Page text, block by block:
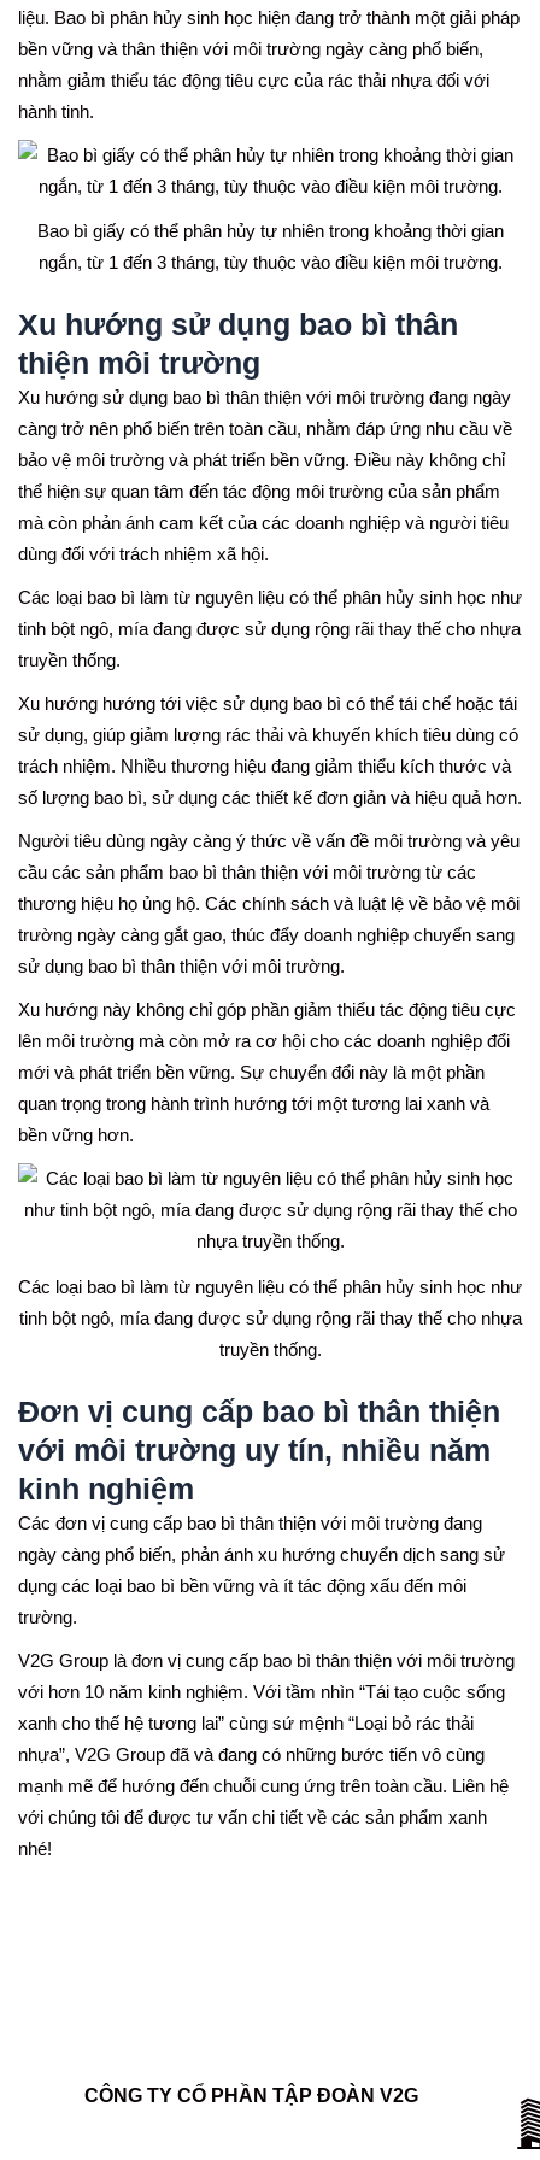
liệu. Bao bì phân hủy sinh học hiện đang trở thành một giải pháp
bền vững và thân thiện với môi trường ngày càng phổ biến,
nhằm giảm thiểu tác động tiêu cực của rác thải nhựa đối với
hành tinh.
Bao bì giấy có thể phân hủy tự nhiên trong khoảng thời gian
ngắn, từ 1 đến 3 tháng, tùy thuộc vào điều kiện môi trường.
Xu hướng sử dụng bao bì thân
thiện môi trường
Xu hướng sử dụng bao bì thân thiện với môi trường đang ngày
càng trở nên phổ biến trên toàn cầu, nhằm đáp ứng nhu cầu về
bảo vệ môi trường và phát triển bền vững. Điều này không chỉ
thể hiện sự quan tâm đến tác động môi trường của sản phẩm
mà còn phản ánh cam kết của các doanh nghiệp và người tiêu
dùng đối với trách nhiệm xã hội.
Các loại bao bì làm từ nguyên liệu có thể phân hủy sinh học như
tinh bột ngô, mía đang được sử dụng rộng rãi thay thế cho nhựa
truyền thống.
Xu hướng hướng tới việc sử dụng bao bì có thể tái chế hoặc tái
sử dụng, giúp giảm lượng rác thải và khuyến khích tiêu dùng có
trách nhiệm. Nhiều thương hiệu đang giảm thiểu kích thước và
số lượng bao bì, sử dụng các thiết kế đơn giản và hiệu quả hơn.
Người tiêu dùng ngày càng ý thức về vấn đề môi trường và yêu
cầu các sản phẩm bao bì thân thiện với môi trường từ các
thương hiệu họ ủng hộ. Các chính sách và luật lệ về bảo vệ môi
trường ngày càng gắt gao, thúc đẩy doanh nghiệp chuyển sang
sử dụng bao bì thân thiện với môi trường.
Xu hướng này không chỉ góp phần giảm thiểu tác động tiêu cực
lên môi trường mà còn mở ra cơ hội cho các doanh nghiệp đổi
mới và phát triển bền vững. Sự chuyển đổi này là một phần
quan trọng trong hành trình hướng tới một tương lai xanh và
bền vững hơn.
Các loại bao bì làm từ nguyên liệu có thể phân hủy sinh học như
tinh bột ngô, mía đang được sử dụng rộng rãi thay thế cho nhựa
truyền thống.
Đơn vị cung cấp bao bì thân thiện
với môi trường uy tín, nhiều năm
kinh nghiệm
Các đơn vị cung cấp bao bì thân thiện với môi trường đang
ngày càng phổ biến, phản ánh xu hướng chuyển dịch sang sử
dụng các loại bao bì bền vững và ít tác động xấu đến môi
trường.
V2G Group là đơn vị cung cấp bao bì thân thiện với môi trường
với hơn 10 năm kinh nghiệm. Với tầm nhìn “Tái tạo cuộc sống
xanh cho thế hệ tương lai” cùng sứ mệnh “Loại bỏ rác thải
nhựa”, V2G Group đã và đang có những bước tiến vô cùng
mạnh mẽ để hướng đến chuỗi cung ứng trên toàn cầu. Liên hệ
với chúng tôi để được tư vấn chi tiết về các sản phẩm xanh
nhé!
CÔNG TY CỔ PHẦN TẬP ĐOÀN V2G